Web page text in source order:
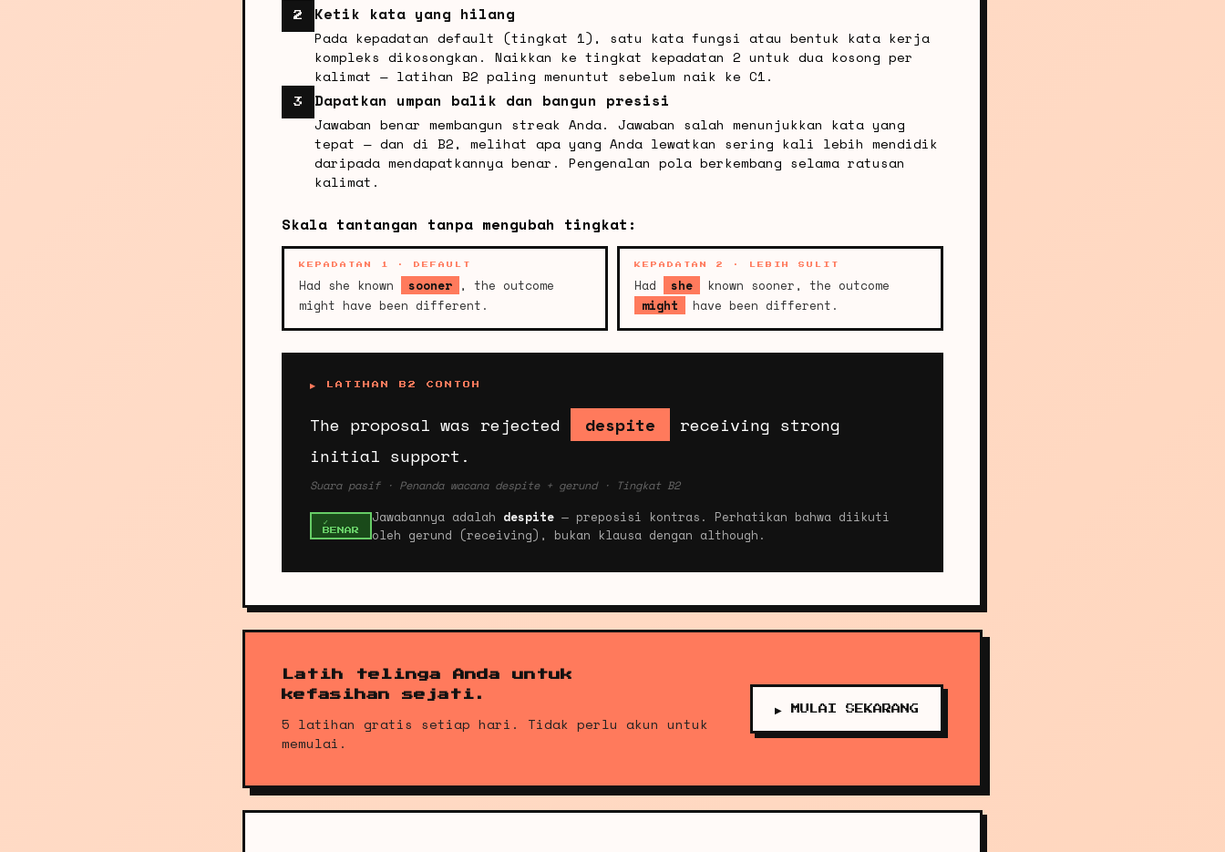
2 Ketik kata yang hilang
Pada kepadatan default (tingkat 1), satu kata fungsi atau bentuk kata kerja
kompleks dikosongkan. Naikkan ke tingkat kepadatan 2 untuk dua kosong per
kalimat — latihan B2 paling menuntut sebelum naik ke C1.
3 Dapatkan umpan balik dan bangun presisi
Jawaban benar membangun streak Anda. Jawaban salah menunjukkan kata yang
tepat — dan di B2, melihat apa yang Anda lewatkan sering kali lebih mendidik
daripada mendapatkannya benar. Pengenalan pola berkembang selama ratusan
kalimat.
Skala tantangan tanpa mengubah tingkat:
KEPADATAN 1 · DEFAULT
Had she known sooner , the outcome
might have been different.
KEPADATAN 2 · LEBIH SULIT
Had she
known sooner, the outcome
might
have been different.
▶ LATIHAN B2 CONTOH
The proposal was rejected despite
receiving strong
initial support.
Suara pasif · Penanda wacana despite + gerund · Tingkat B2
✓
BENAR
Jawabannya adalah despite — preposisi kontras. Perhatikan bahwa diikuti
oleh gerund (receiving), bukan klausa dengan although.
Latih telinga Anda untuk
kefasihan sejati.
5 latihan gratis setiap hari. Tidak perlu akun untuk
memulai.
▶ MULAI SEKARANG